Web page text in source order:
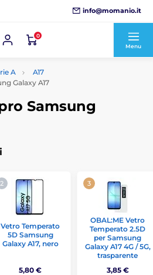
info@momanio.it
0
Menu
A
A17
Galaxy A17
Samsung
Vetro Temperato
5D Samsung
Galaxy A17, nero
5,80 €
OBAL:ME Vetro
Temperato 2.5D
per Samsung
Galaxy A17 4G / 5G,
trasparente
3,85 €